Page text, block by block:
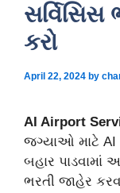
કરો
April 22, 2024 by
AI Airport
જગ્યાઓ માટે AI
બહાર પાડવામાં
ભરતી જાહેર